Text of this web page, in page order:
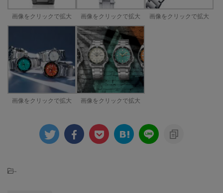
画像をクリックで拡大 画像をクリックで拡大 画像をクリックで拡大
画像をクリックで拡大 画像をクリックで拡大
-